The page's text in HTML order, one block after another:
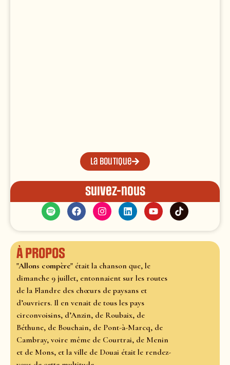
La boutique
Suivez-nous
À propos
"Allons compère" était la chanson que, le
dimanche 9 juillet, entonnaient sur les routes
de la Flandre des chœurs de paysans et
d’ouvriers. Il en venait de tous les pays
circonvoisins, d’Anzin, de Roubaix, de
Béthune, de Bouchain, de Pont-à-Marcq, de
Cambray, voire même de Courtrai, de Menin
et de Mons, et la ville de Douai était le rendez-